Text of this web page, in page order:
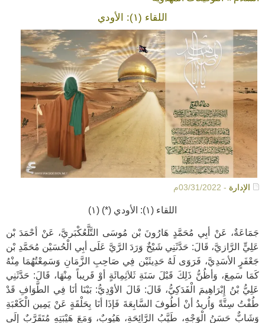
اللقاء (١): الأودي
الإدارة - 03/31/2022م
اللقاء (١): الأودي (*) (١)
جَمَاعَةٌ، عَنْ أبِي مُحَمَّدٍ هَارُونَ بْن مُوسَى التَّلَّعُكْبَريَّ، عَنْ أحْمَدَ بْن
عَلِيٍّ الرَّازيَّ، قَالَ: حَدَّثَنِي شَيْخٌ وَرَدَ الرَّيَّ عَلَى أبِي الْحُسَيْن مُحَمَّدِ بْن
جَعْفَرٍ الأسَدِيَّ، فَرَوَى لَهُ حَدِيثَيْن فِي صَاحِبِ الزَّمَانِ وَسَمِعْتُهُمَا مِنْهُ
كَمَا سَمِعَ، وَأظُنُّ ذَلِكَ قَبْلَ سَنَةِ ثَلاَثِمِائَةٍ أوْ قَريباً مِنْهَا، قَالَ: حَدَّثَنِي
عَلِيُّ بْنُ إِبْرَاهِيمَ الْفَدَكِيُّ، قَالَ: قَالَ الأوْدِيُّ: بَيْنَا أنَا فِي الطَّوَافِ قَدْ
طُفْتُ سِتَّةً وَاُريدُ أنْ أطُوفَ السَّابِعَةَ فَإذَا أنَا بِحَلْقَةٍ عَنْ يَمِين الْكَعْبَةِ
وَشَابٌّ حَسَنُ الْوَجْهِ، طَيَّبُ الرَّائِحَةِ، هَيُوبٌ، وَمَعَ هَيْبَتِهِ مُتَقَرَّبٌ إِلَى